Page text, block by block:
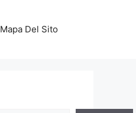
Mapa Del Sito